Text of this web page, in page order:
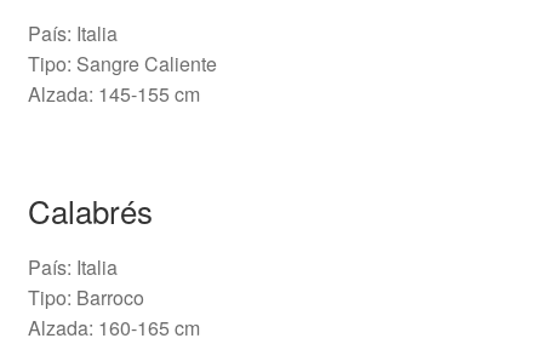
País: Italia
Tipo: Sangre Caliente
Alzada: 145-155 cm
Calabrés
País: Italia
Tipo: Barroco
Alzada: 160-165 cm